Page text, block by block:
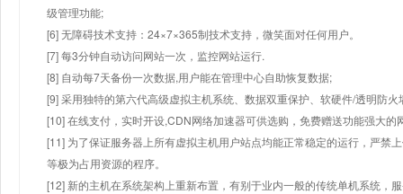
级管理功能;
[6] 无障碍技术支持：24×7×365制技术支持，微笑面对任何用户。
[7] 每3分钟自动访问网站一次，监控网站运行.
[8] 自动每7天备份一次数据,用户能在管理中心自助恢复数据;
[9] 采用独特的第六代高级虚拟主机系统、数据双重保护、软硬件/透明防火
[10] 在线支付，实时开设,CDN网络加速器可供选购，免费赠送功能强大
[11] 为了保证服务器上所有虚拟主机用户站点均能正常稳定的运行，严禁
等极为占用资源的程序。
[12] 新的主机在系统架构上重新布置，有别于业内一般的传统单机系统，